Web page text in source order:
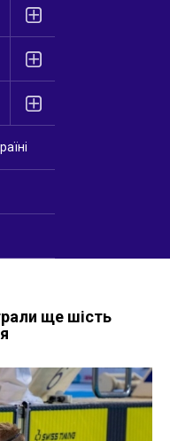
ще шість